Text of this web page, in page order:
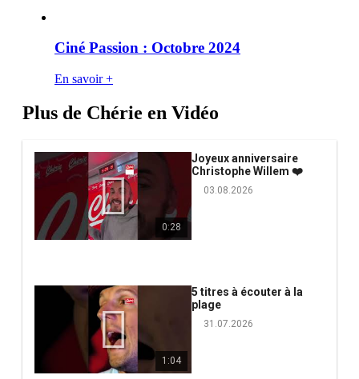
Ciné Passion : Octobre 2024
En savoir +
Plus de Chérie en Vidéo
0:28
Joyeux anniversaire
Christophe Willem ❤️
03.08.2026
1:04
5 titres à écouter à la
plage
31.07.2026